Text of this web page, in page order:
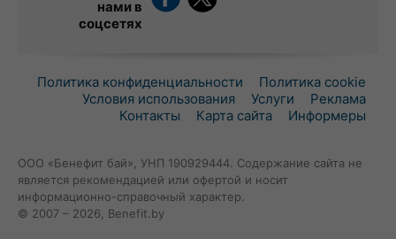
нами в
соцсетях
Политика конфиденциальности
Политика cookie
Условия использования
Услуги
Реклама
Контакты
Карта сайта Информеры
ООО «Бенефит бай», УНП 190929444. Содержание сайта не
является рекомендацией или офертой и носит
информационно-справочный характер.
© 2007 – 2026, Benefit.by